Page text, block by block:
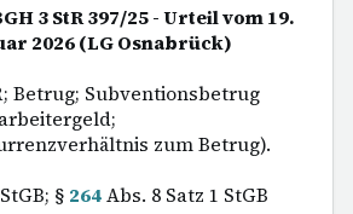
3 StR 397/25 - Urteil vom 19.
2026 (LG Osnabrück)
Betrug; Subventionsbetrug
zum Betrug).
StGB; § 264Abs. 8 Satz 1 StGB